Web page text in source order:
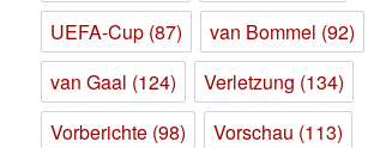
UEFA-Cup (87) van Bommel (92)
van Gaal (124) Verletzung (134)
Vorberichte (98) Vorschau (113)